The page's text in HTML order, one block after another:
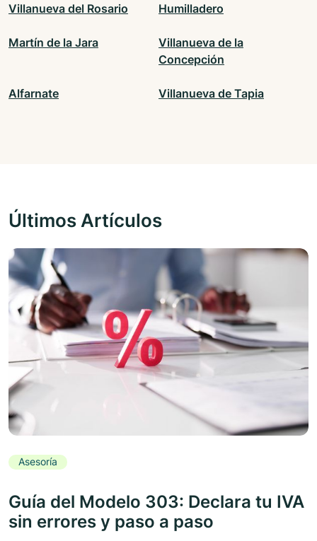
Villanueva del Rosario Humilladero
Martín de la Jara
Villanueva de la
Concepción
Alfarnate Villanueva de Tapia
Últimos Artículos
Asesoría
Guía del Modelo 303: Declara tu IVA
sin errores y paso a paso